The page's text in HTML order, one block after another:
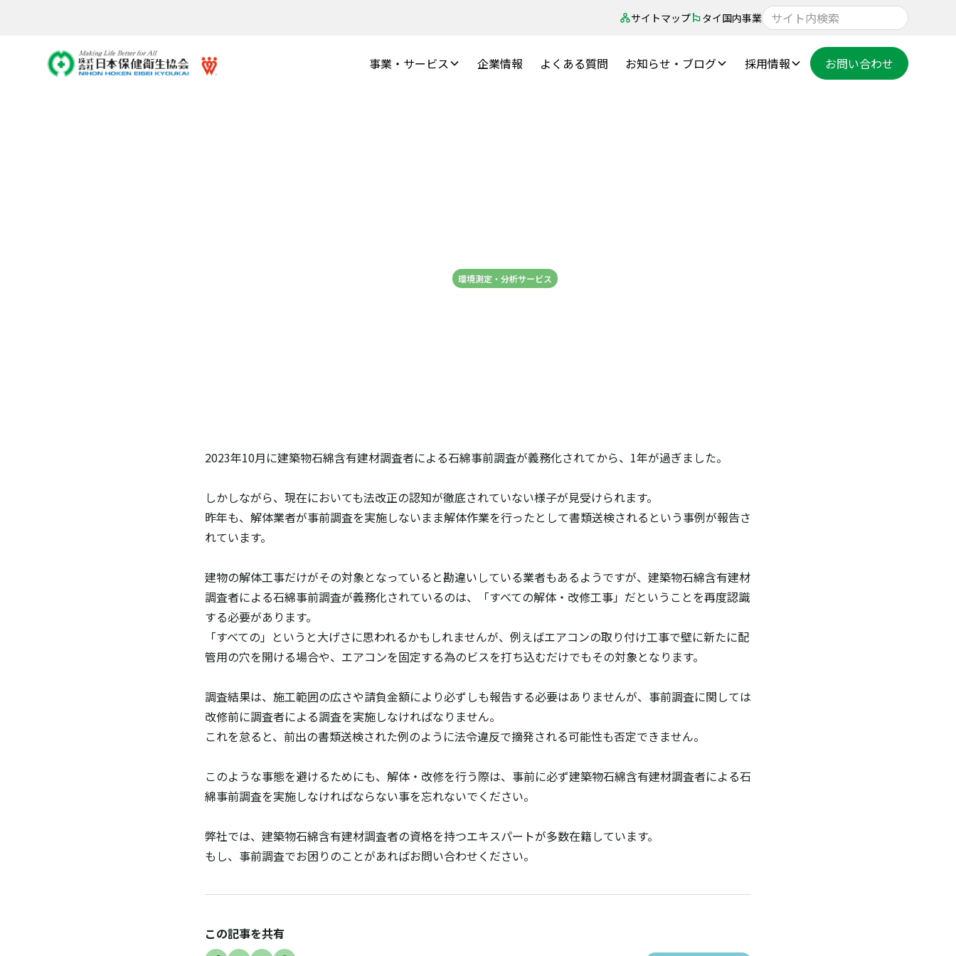
サイトマップ タイ国内事業
事業・サービス 企業情報 よくある質問 お知らせ・ブログ 採用情報 お問い合わせ
環境測定・分析サービス
2023年10月に建築物石綿含有建材調査者による石綿事前調査が義務化されてから、1年が過ぎました。
しかしながら、現在においても法改正の認知が徹底されていない様子が見受けられます。
昨年も、解体業者が事前調査を実施しないまま解体作業を行ったとして書類送検されるという事例が報告さ
れています。
建物の解体工事だけがその対象となっていると勘違いしている業者もあるようですが、建築物石綿含有建材
調査者による石綿事前調査が義務化されているのは、「すべての解体・改修工事」だということを再度認識
する必要があります。
「すべての」というと大げさに思われるかもしれませんが、例えばエアコンの取り付け工事で壁に新たに配
管用の穴を開ける場合や、エアコンを固定する為のビスを打ち込むだけでもその対象となります。
調査結果は、施工範囲の広さや請負金額により必ずしも報告する必要はありませんが、事前調査に関しては
改修前に調査者による調査を実施しなければなりません。
これを怠ると、前出の書類送検された例のように法令違反で摘発される可能性も否定できません。
このような事態を避けるためにも、解体・改修を行う際は、事前に必ず建築物石綿含有建材調査者による石
綿事前調査を実施しなければならない事を忘れないでください。
弊社では、建築物石綿含有建材調査者の資格を持つエキスパートが多数在籍しています。
もし、事前調査でお困りのことがあればお問い合わせください。
この記事を共有